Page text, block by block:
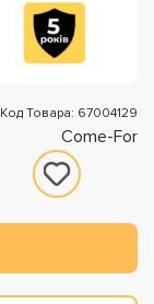
Код Товара: 67004129
Come-For